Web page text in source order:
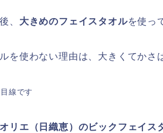
、 大きめのフェイスタオルを使っ
を使わない理由は、大きくてかさ
線です
リエ（日織恵）のビックフェイス